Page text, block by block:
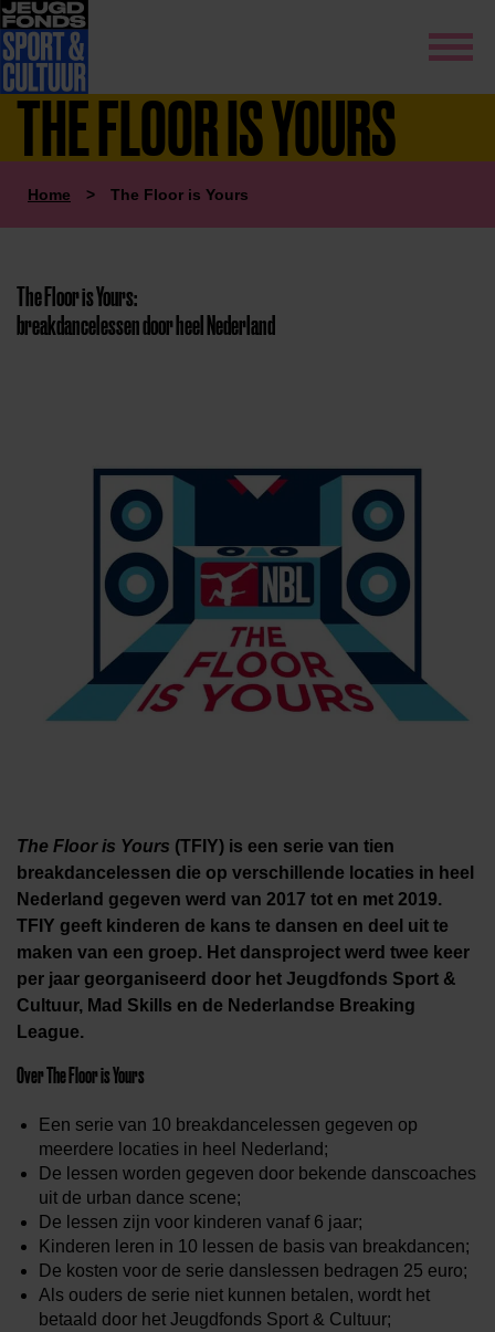
THE FLOOR IS YOURS
Home > The Floor is Yours
The Floor is Yours:
breakdancelessen door heel Nederland
The Floor is Yours (TFIY) is een serie van tien
breakdancelessen die op verschillende locaties in heel
Nederland gegeven werd van 2017 tot en met 2019.
TFIY geeft kinderen de kans te dansen en deel uit te
maken van een groep. Het dansproject werd twee keer
per jaar georganiseerd door het Jeugdfonds Sport &
Cultuur, Mad Skills en de Nederlandse Breaking
League.
Over The Floor is Yours
Een serie van 10 breakdancelessen gegeven op
meerdere locaties in heel Nederland;
De lessen worden gegeven door bekende danscoaches
uit de urban dance scene;
De lessen zijn voor kinderen vanaf 6 jaar;
Kinderen leren in 10 lessen de basis van breakdancen;
De kosten voor de serie danslessen bedragen 25 euro;
Als ouders de serie niet kunnen betalen, wordt het
betaald door het Jeugdfonds Sport & Cultuur;